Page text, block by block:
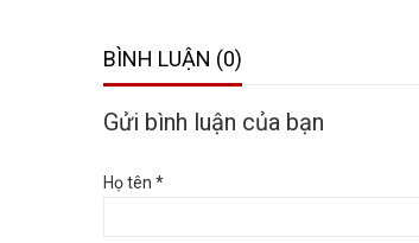
BÌNH LUẬN (0)
Gửi bình luận của bạn
Họ tên *